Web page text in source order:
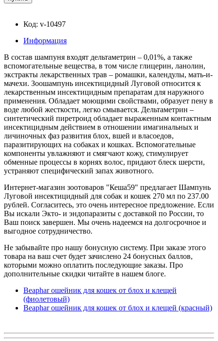
Код: v-10497
Информация
В состав шампуня входят дельтаметрин – 0,01%, а также
вспомогательные вещества, в том числе глицерин, ланолин,
экстракты лекарственных трав – ромашки, календулы, мать-и-
мачехи. Зоошампунь инсектицидный Луговой относится к
лекарственным инсектицидным препаратам для наружного
применения. Обладает моющими свойствами, образует пену в
воде любой жесткости, легко смывается. Дельтаметрин –
синтетический пиретроид обладает выраженным контактным
инсектицидным действием в отношении имагинальных и
личиночных фаз развития блох, вшей и власоедов,
паразитирующих на собаках и кошках. Вспомогательные
компоненты увлажняют и смягчают кожу, стимулирует
обменные процессы в корнях волос, придают блеск шерсти,
устраняют специфический запах животного.
Интернет-магазин зоотоваров "Кеша59" предлагает Шампунь
Луговой инсектицидный для собак и кошек 270 мл по 237.00
рублей. Согласитесь, это очень интересное предложение. Если
Вы искали Экто- и эндопаразиты с доставкой по России, то
Ваш поиск завершен. Мы очень надеемся на долгосрочное и
выгодное сотрудничество.
Не забывайте про нашу бонусную систему. При заказе этого
товара на ваш счет будет зачислено 24 бонусных баллов,
которыми можно оплатить последующие заказы. Про
дополнительные скидки читайте в нашем блоге.
Beaphar ошейник для кошек от блох и клещей
(фиолетовый)
Beaphar ошейник для кошек от блох и клещей (красный)